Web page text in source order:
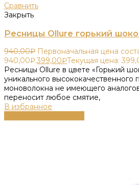
Сравнить
Закрыть
Ресницы Ollure горький
940,00₽ Первоначальная цена
940,00₽.399,00₽Текущая цена:
Ресницы Ollure в цвете «Горький
уникального высококачественного
моноволокна не имеющего
переносит любое смятие,
В избранное